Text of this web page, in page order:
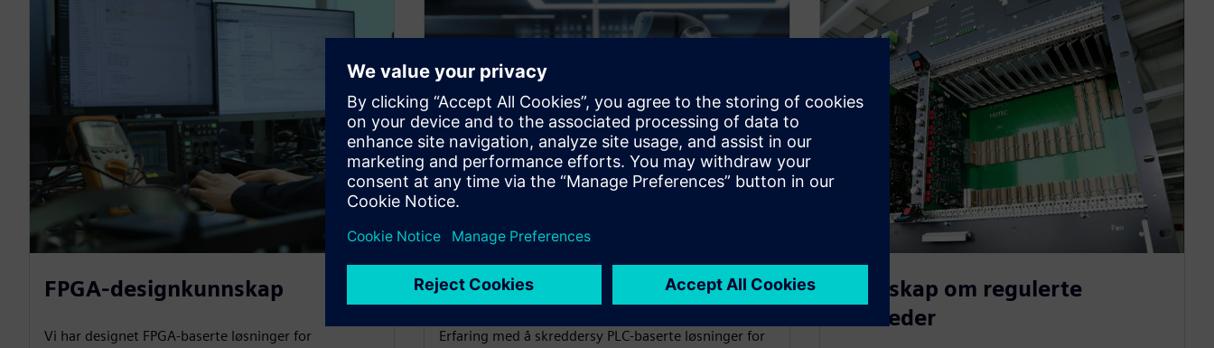
FPGA-designkunnskap
Vi har designet FPGA-baserte løsninger for
PLS-kunnskap
Erfaring med å skreddersy PLC-baserte løsninger for
Kunnskap om regulerte
markeder